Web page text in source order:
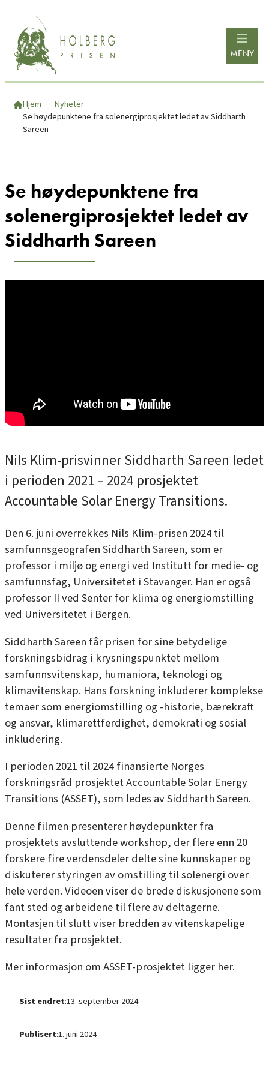
innhold
MENY
Hjem ─ Nyheter ─
Se høydepunktene fra solenergiprosjektet ledet av Siddharth
Sareen
Se høydepunktene fra
solenergiprosjektet ledet av
Siddharth Sareen
Nils Klim-prisvinner Siddharth Sareen ledet
i perioden 2021 – 2024 prosjektet
Accountable Solar Energy Transitions.
Den 6. juni overrekkes Nils Klim-prisen 2024 til
samfunnsgeografen Siddharth Sareen, som er
professor i miljø og energi ved Institutt for medie- og
samfunnsfag, Universitetet i Stavanger. Han er også
professor II ved Senter for klima og energiomstilling
ved Universitetet i Bergen.
Siddharth Sareen får prisen for sine betydelige
forskningsbidrag i krysningspunktet mellom
samfunnsvitenskap, humaniora, teknologi og
klimavitenskap. Hans forskning inkluderer komplekse
temaer som energiomstilling og -historie, bærekraft
og ansvar, klimarettferdighet, demokrati og sosial
inkludering.
I perioden 2021 til 2024 finansierte Norges
forskningsråd prosjektet Accountable Solar Energy
Transitions (ASSET), som ledes av Siddharth Sareen.
Denne filmen presenterer høydepunkter fra
prosjektets avsluttende workshop, der flere enn 20
forskere fire verdensdeler delte sine kunnskaper og
diskuterer styringen av omstilling til solenergi over
hele verden. Videoen viser de brede diskusjonene som
fant sted og arbeidene til flere av deltagerne.
Montasjen til slutt viser bredden av vitenskapelige
resultater fra prosjektet.
Mer informasjon om ASSET-prosjektet ligger her.
Sist endret:13. september 2024
Publisert:1. juni 2024